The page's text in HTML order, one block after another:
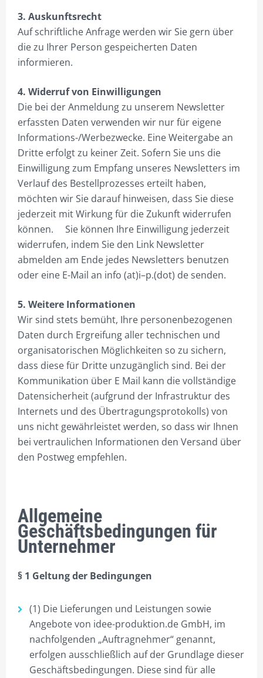
WARENKORB
WIDERRUF
ZAHLUNGSARTEN
3. Auskunftsrecht
Auf schriftliche Anfrage werden wir Sie gern über
die zu Ihrer Person gespeicherten Daten
informieren.
4. Widerruf von Einwilligungen
Die bei der Anmeldung zu unserem Newsletter
erfassten Daten verwenden wir nur für eigene
Informations-/Werbezwecke. Eine Weitergabe an
Dritte erfolgt zu keiner Zeit. Sofern Sie uns die
Einwilligung zum Empfang unseres Newsletters im
Verlauf des Bestellprozesses erteilt haben,
möchten wir Sie darauf hinweisen, dass Sie diese
jederzeit mit Wirkung für die Zukunft widerrufen
können. Sie können Ihre Einwilligung jederzeit
widerrufen, indem Sie den Link Newsletter
abmelden am Ende jedes Newsletters benutzen
oder eine E-Mail an info (at)i–p.(dot) de senden.
5. Weitere Informationen
Wir sind stets bemüht, Ihre personenbezogenen
Daten durch Ergreifung aller technischen und
organisatorischen Möglichkeiten so zu sichern,
dass diese für Dritte unzugänglich sind. Bei der
Kommunikation über E Mail kann die vollständige
Datensicherheit (aufgrund der Infrastruktur des
Internets und des Übertragungsprotokolls) von
uns nicht gewährleistet werden, so dass wir Ihnen
bei vertraulichen Informationen den Versand über
den Postweg empfehlen.
Allgemeine
Geschäftsbedingungen für
Unternehmer
§ 1 Geltung der Bedingungen
(1) Die Lieferungen und Leistungen sowie
Angebote von idee-produktion.de GmbH, im
nachfolgenden „Auftragnehmer“ genannt,
erfolgen ausschließlich auf der Grundlage dieser
Geschäftsbedingungen. Diese sind für alle